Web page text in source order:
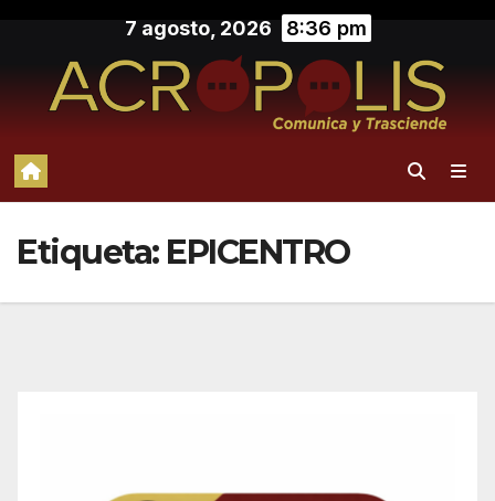
contenido
7 agosto, 2026 8:36 pm
Etiqueta: EPICENTRO